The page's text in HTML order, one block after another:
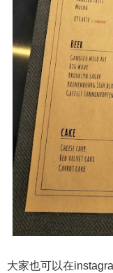
大家也可以在